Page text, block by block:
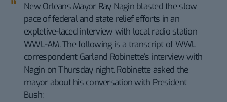
New Orleans Mayor Ray Nagin blasted the slow
pace of federal and state relief efforts in an
expletive-laced interview with local radio station
WWL-AM. The following is a transcript of WWL
correspondent Garland Robinette’s interview with
Nagin on Thursday night. Robinette asked the
mayor about his conversation with President
Bush: